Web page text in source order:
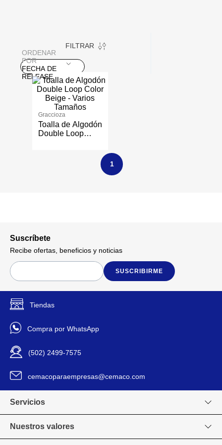
FILTRAR
ORDENAR
POR
FECHA DE
RELEASE
Graccioza
Toalla de Algodón
Double Loop
1
Suscríbete
Recibe ofertas, beneficios y noticias
SUSCRIBIRME
Tiendas
Compra por WhatsApp
(502) 2499-7575
cemacoparaempresas@cemaco.com
Servicios
Nuestros valores